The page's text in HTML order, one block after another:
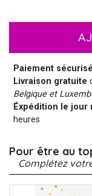
Paiement sécurisé
Livraison gratuite
Belgique et
Éxpédition le jour
heures
Pour être au
Complétez